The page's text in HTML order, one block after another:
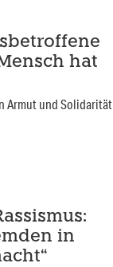
hat
Armut und Solidarität
in